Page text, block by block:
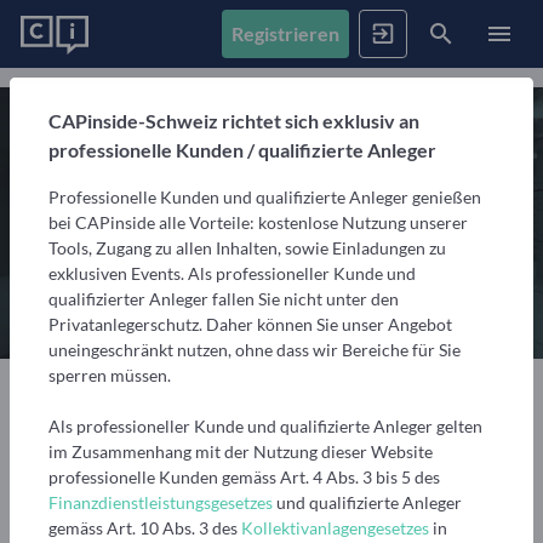
News
Alle Inhalte
Artikel, Podcasts & Videos – Alle Inhalte im Überblick
Gemerkte Inhalte
Artikel, Podcasts und Videos, die Sie sich gemerkt haben
Videos
Community
Podcasts
Audiobeiträge mit spannenden Gästen aus Finanzwelt
und Fondsindustrie
Fonds
1. Fonds finden
Fondssuche
Nutzen Sie die Filter, um aus über 35.000 Fonds die
passenden zu finden
Fondsranking
Lassen Sie sich die besten Fonds aus über 200
Peergroups anzeigen
Die besten Fonds
Firmenprofile
Fondsgesellschaften
Informationen, Beiträge und Produkte unserer Partner-
Vermögensverwalter
Informationen, Beiträge und Produkte/Strategien
unserer Partner-Vermögensverwalter
Events
Übersicht, Anmeldung und weitere Informationen zu
anstehenden Online- und Präsenzveranstaltungen
Vergangene Webinare
Finanzberatung
Registrieren Anmelden
Registrieren
Merken
Aktienfonds ETF Fondsvergleich
CAPinside-Schweiz richtet sich exklusiv an
professionelle Kunden / qualifizierte Anleger
Professionelle Kunden und qualifizierte Anleger genießen
bei CAPinside alle Vorteile: kostenlose Nutzung unserer
Tools, Zugang zu allen Inhalten, sowie Einladungen zu
exklusiven Events. Als professioneller Kunde und
qualifizierter Anleger fallen Sie nicht unter den
Privatanlegerschutz. Daher können Sie unser Angebot
uneingeschränkt nutzen, ohne dass wir Bereiche für Sie
sperren müssen.
Als professioneller Kunde und qualifizierte Anleger gelten
im Zusammenhang mit der Nutzung dieser Website
professionelle Kunden gemäss Art. 4 Abs. 3 bis 5 des
Finanzdienstleistungsgesetzesund qualifizierte Anleger
gemäss Art. 10 Abs. 3 des Kollektivanlagengesetzes in